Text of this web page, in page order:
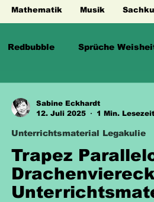
Mathematik Musik
Redbubble Sprüche
Trapez
Drachenviereck
Unterrichtsmaterial Legakulie
Sabine Eckhardt
12. Juli 2025
1 Min. Lesezeit